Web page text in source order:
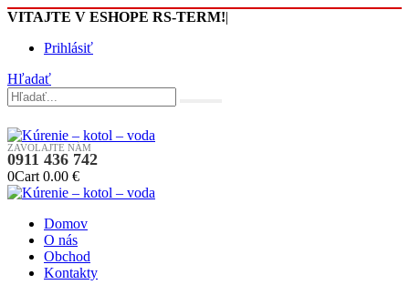
VITAJTE V ESHOPE RS-TERM!|
Prihlásiť
Hľadať
ZAVOLAJTE NÁM
0911 436 742
0Cart 0.00 €
Domov
O nás
Obchod
Kontakty